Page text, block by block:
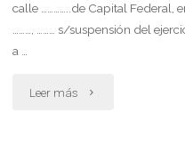
calle …………..de Capital Federal,
………, ……… s/suspensión del
a …
Leer más "Contesta